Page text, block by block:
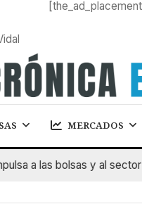
MERCADOS
a las bolsas y al sector